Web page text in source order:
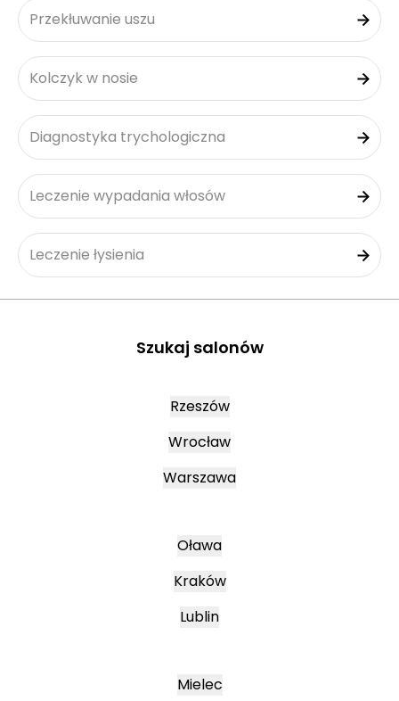
Przekłuwanie uszu
Kolczyk w nosie
Diagnostyka trychologiczna
Leczenie wypadania włosów
Leczenie łysienia
Szukaj salonów
Rzeszów
Wrocław
Warszawa
Oława
Kraków
Lublin
Mielec